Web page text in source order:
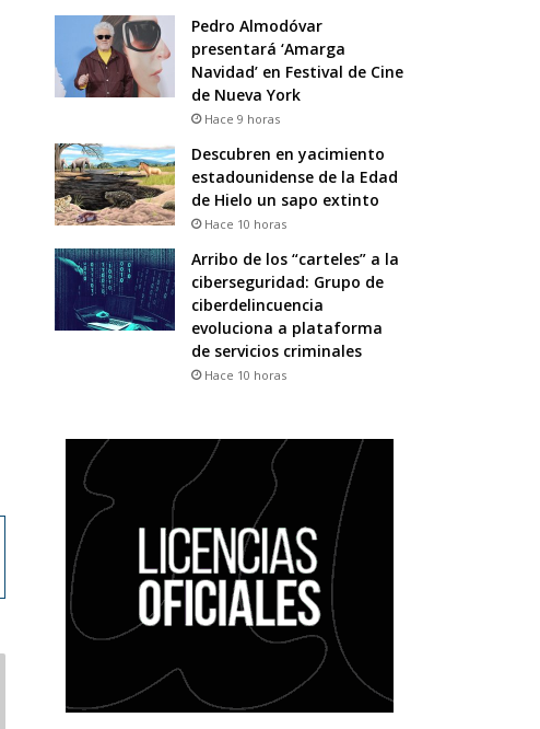
Pedro Almodóvar
presentará ‘Amarga
Navidad’ en Festival de Cine
de Nueva York
Hace 9 horas
Descubren en yacimiento
estadounidense de la Edad
de Hielo un sapo extinto
Hace 10 horas
Arribo de los “carteles” a la
ciberseguridad: Grupo de
ciberdelincuencia
evoluciona a plataforma
de servicios criminales
Hace 10 horas